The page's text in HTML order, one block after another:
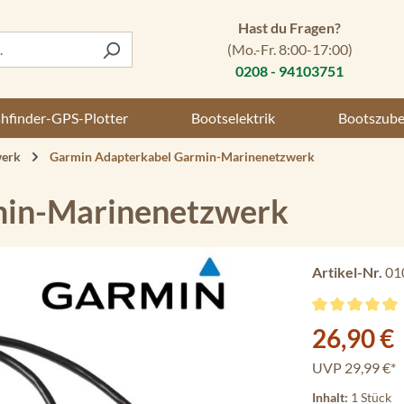
Hast du Fragen?
(Mo.-Fr. 8:00-17:00)
0208 - 94103751
GPS-Plotter Bootselektrik
Garmin Adapterkabel Garmin-Marinenetzwerk
Marinenetzwerk
Artikel-Nr.
Verkaufspreis:
26,90 €
UVP 29,99 €*
Inhalt: 1 Stück